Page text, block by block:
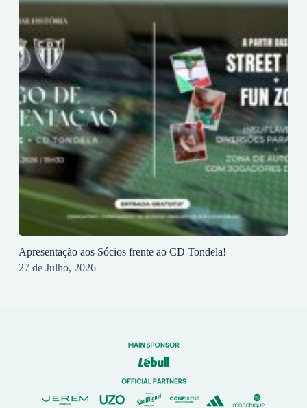
Apresentação aos Sócios frente ao CD Tondela!
27 de Julho, 2026